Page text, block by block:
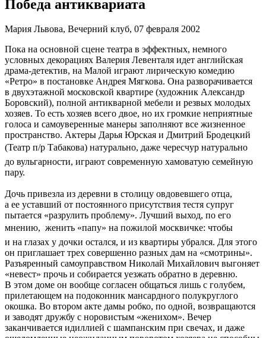
Победа антиквариата
Мария Львова, Вечерний клуб, 07 февраля 2002
Пока на основной сцене театра в эффектных, немного
условных декорациях Валерия Левенталя идет английская
драма-детектив, на Малой играют лирическую комедию
«Ретро» в постановке Андрея Мягкова. Она разворачивается
в двухэтажной московской квартире (художник Александр
Боровский), полной антикварной мебели и резвых молодых
хозяев. То есть хозяев всего двое, но их громкие неприятные
голоса и самоуверенные манеры заполняют все жизненное
пространство. Актеры Дарья Юрская и Дмитрий Бродецкий
(Театр п/р Табакова) натурально, даже чересчур натурально 
до вульгарности, играют современную хамоватую семейную
пару.
Дочь привезла из деревни в столицу овдовевшего отца,
а ее уставший от постоянного присутствия тестя супруг
пытается «разрулить проблему». Лучший выход, по его
мнению,  женить «папу» на пожилой москвичке: чтобы
и на глазах у дочки остался, и из квартиры убрался. Для этого
он приглашает трех совершенно разных дам на «смотрины».
Разъяренный самоуправством Николай Михайлович выгоняет
«невест» прочь и собирается уезжать обратно в деревню.
В этом доме он вообще согласен общаться лишь с голубем,
прилетающем на подоконник мансардного полукруглого
окошка. Во втором акте дамы робко, по одной, возвращаются
и заводят дружбу с норовистым «женихом». Вечер
заканчивается идиллией с шампанским при свечах, и даже